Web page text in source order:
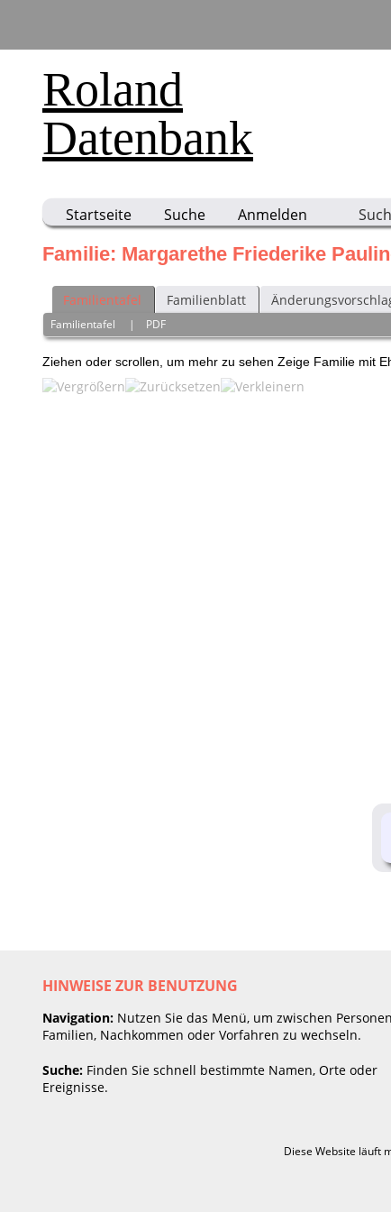
Roland
Datenbank
Startseite Suche Anmelden
Familie: Margarethe Friederike
Familientafel Familienblatt
Familientafel | PDF
Ziehen oder scrollen, um mehr zu sehen Zeige Familie mit
HINWEISE ZUR BENUTZUNG
Navigation: Nutzen Sie das Menü, um zwischen
Familien, Nachkommen oder Vorfahren zu wechseln.
Suche: Finden Sie schnell bestimmte Namen, Orte oder
Ereignisse.
Diese Website läuft